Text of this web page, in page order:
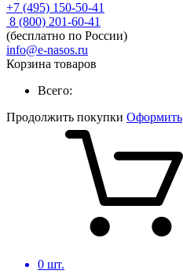
+7 (495) 150-50-41
8 (800) 201-60-41
(бесплатно по России)
info@e-nasos.ru
Корзина товаров
Всего:
Продолжить покупки Оформить
0 шт.